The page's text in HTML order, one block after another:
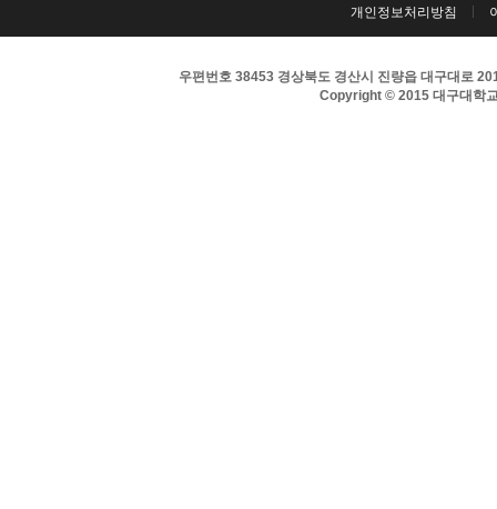
개인정보처리방침
우편번호 38453 경상북도 경산시 진량읍 대구대로
Copyright © 2015 대구대학